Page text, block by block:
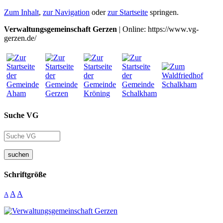
Zum Inhalt, zur Navigation oderzur Startseite springen.
Verwaltungsgemeinschaft Gerzen | Online: https://www.vg-
gerzen.de/
Suche VG
suchen
Schriftgröße
A A A